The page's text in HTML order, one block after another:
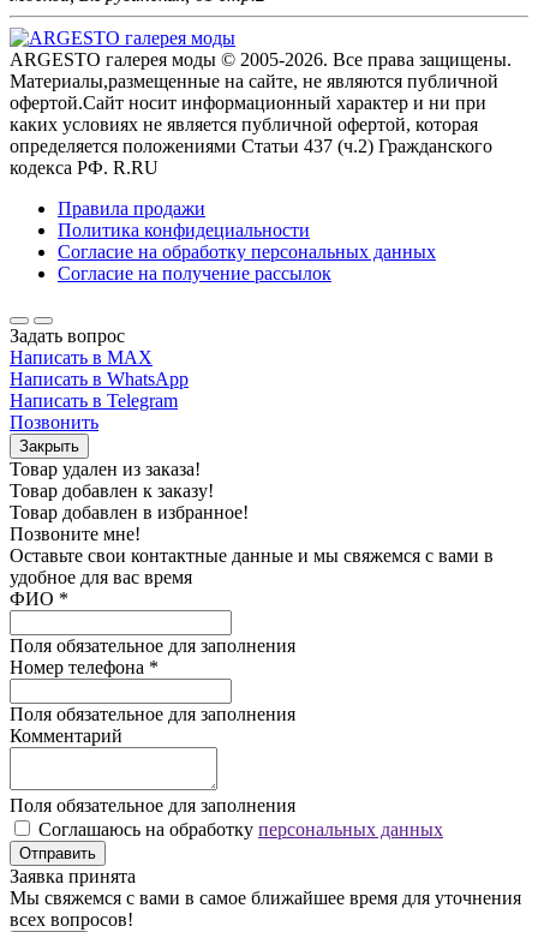
ARGESTO галерея моды © 2005-2026. Все права защищены.
Материалы,размещенные на сайте, не являются публичной
офертой.Сайт носит информационный характер и ни при
каких условиях не является публичной офертой, которая
определяется положениями Статьи 437 (ч.2) Гражданского
кодекса РФ. R.RU
Правила продажи
Политика конфидециальности
Согласие на обработку персональных данных
Согласие на получение рассылок
Задать вопрос
Написать в MAX
Написать в WhatsApp
Написать в Telegram
Позвонить
Закрыть
Товар удален из заказа!
Товар добавлен к заказу!
Товар добавлен в избранное!
Позвоните мне!
Оставьте свои контактные данные и мы свяжемся с вами в
удобное для вас время
ФИО *
Поля обязательное для заполнения
Номер телефона *
Поля обязательное для заполнения
Комментарий
Поля обязательное для заполнения
Соглашаюсь на обработку персональных данных
Отправить
Заявка принята
Мы свяжемся с вами в самое ближайшее время для уточнения
всех вопросов!